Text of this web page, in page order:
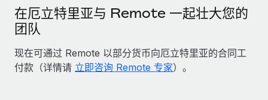
在厄立特里亚与 Remote 一起壮大您的
团队
现在可通过 Remote 以部分货币向厄立特里亚的合同工
付款（详情请 立即咨询 Remote 专家）。